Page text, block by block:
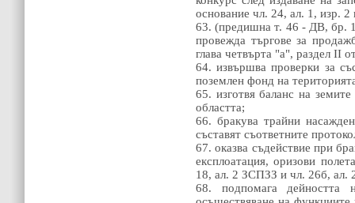
основание чл. 24, ал. 1, изр.
63. (предишна т. 46 - ДВ, бр.
провежда търгове за
глава четвърта "а", раздел II
64. извършва проверки за
поземлен фонд на
65. изготвя баланс на
областта;
66. бракува трайни
съставят съответните
67. оказва съдействие при
експлоатация, оризови
18, ал. 2 ЗСПЗЗ и чл. 26б,
68. подпомага